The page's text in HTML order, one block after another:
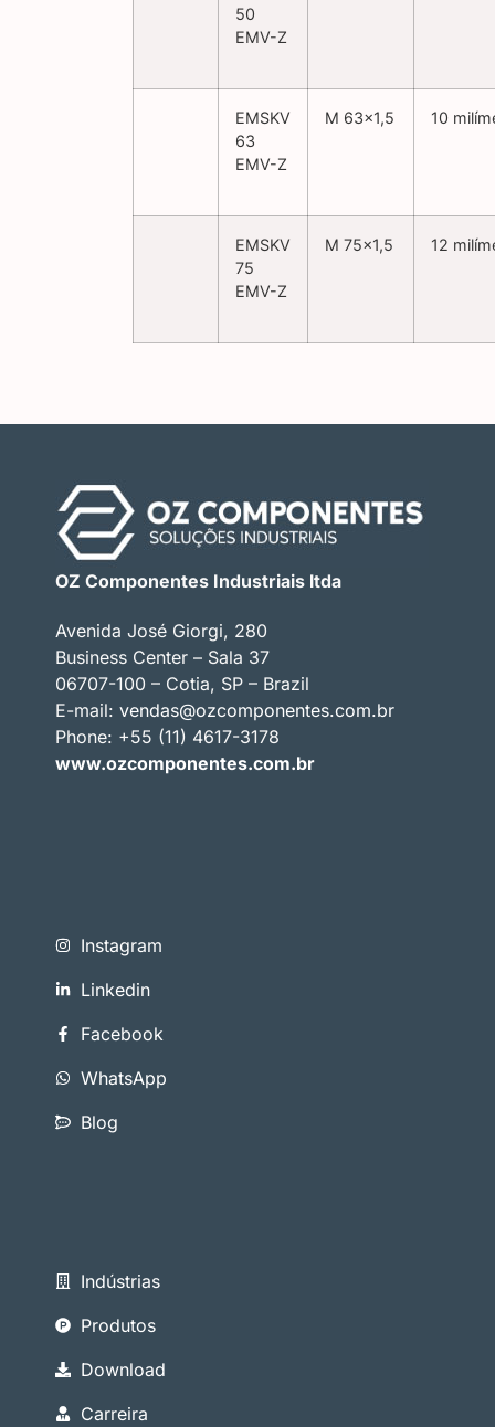
50
EMV-Z
EMSKV
63
EMV-Z
M 63×1,5 10
EMSKV
75
EMV-Z
M 75×1,5 12
OZ Componentes Industriais ltda
Avenida José Giorgi, 280
Business Center – Sala 37
06707-100 – Cotia, SP – Brazil
E-mail: vendas@ozcomponentes.com.br
Phone: +55 (11) 4617-3178
www.ozcomponentes.com.br
Instagram
Linkedin
Facebook
WhatsApp
Blog
Indústrias
Produtos
Download
Carreira